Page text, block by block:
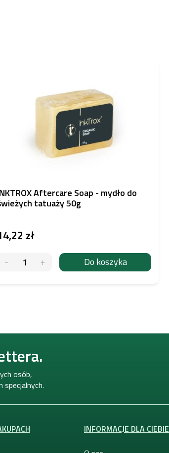
Aftercare Soap - mydło do
tatuaży 50g
zł
Do koszyka
osób,
INFORMACJE DLA CIEBIE